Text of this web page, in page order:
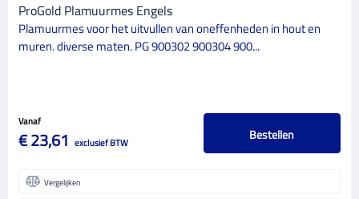
ProGold Plamuurmes Engels
Plamuurmes voor het uitvullen van oneffenheden in hout en
muren. diverse maten. PG 900302 900304 900...
Vanaf
€ 23,61 exclusief BTW Bestellen
Vergelijken